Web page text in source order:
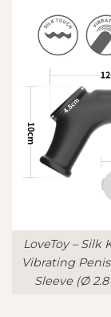
LoveToy – Silk
Vibrating
Sleeve (Ø